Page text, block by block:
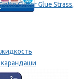
Glitter Glue Strass,
ленты